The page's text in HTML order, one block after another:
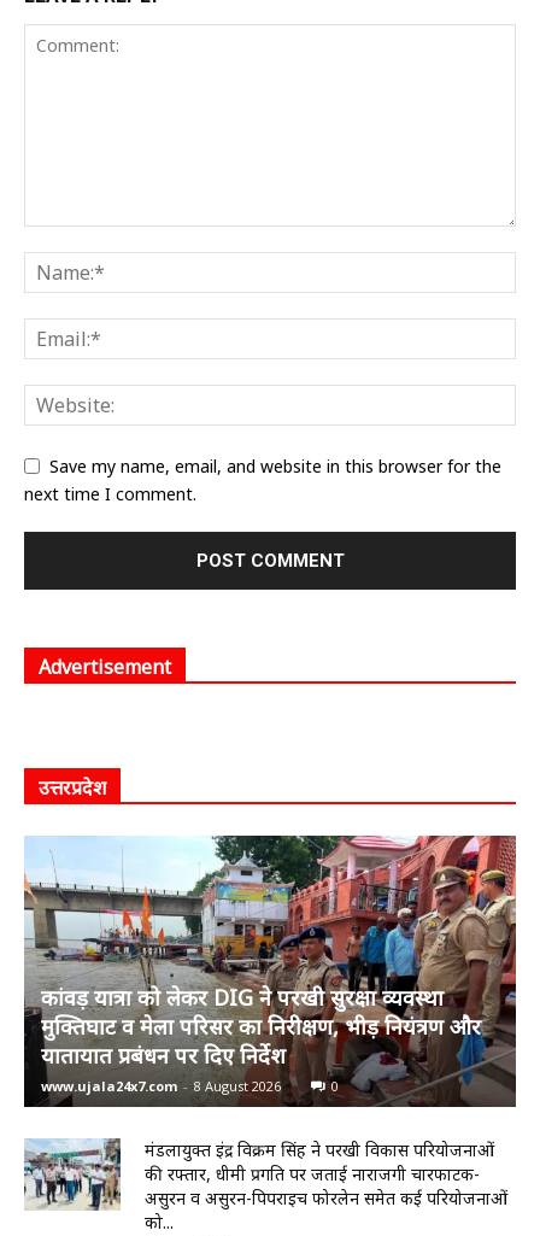
Save my name, email, and website in this browser for the
next time I comment.
Advertisement
उत्तरप्रदेश
कांवड़ यात्रा को लेकर DIG ने परखी सुरक्षा व्यवस्था
मुक्तिघाट व मेला परिसर का निरीक्षण, भीड़ नियंत्रण और
यातायात प्रबंधन पर दिए निर्देश
www.ujala24x7.com - 8 August 2026 0
मंडलायुक्त इंद्र विक्रम सिंह ने परखी विकास परियोजनाओं
की रफ्तार, धीमी प्रगति पर जताई नाराजगी चारफाटक-
असुरन व असुरन-पिपराइच फोरलेन समेत कई परियोजनाओं
को...